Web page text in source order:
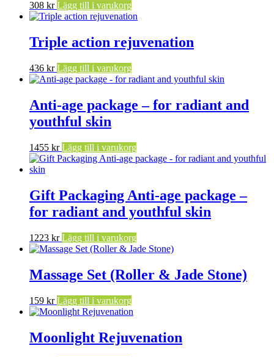
308 kr Lägg till i varukorg
Triple action rejuvenation
436 kr Lägg till i varukorg
Anti-age package – for radiant and
youthful skin
1455 kr Lägg till i varukorg
Gift Packaging Anti-age package –
for radiant and youthful skin
1223 kr Lägg till i varukorg
Massage Set (Roller & Jade Stone)
159 kr Lägg till i varukorg
Moonlight Rejuvenation